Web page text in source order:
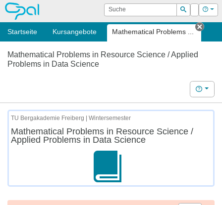
OPAL Suche
Suchen
Login Hilfe
Startseite Kursangebote Mathematical Problems ...
Tab
Mathematical Problems in Resource Science / Applied
Problems in Data Science
Hilfe
TU Bergakademie Freiberg | Wintersemester
Mathematical Problems in Resource Science /
Applied Problems in Data Science